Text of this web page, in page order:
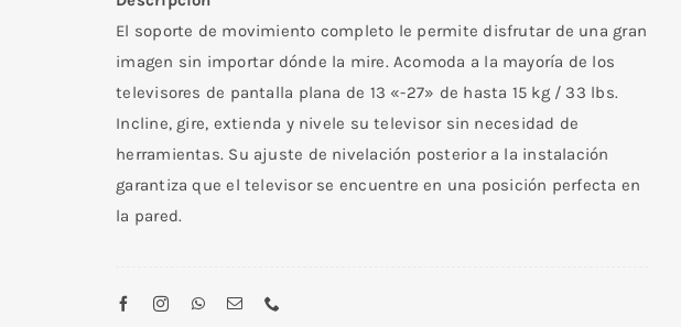
El soporte de movimiento completo le permite disfrutar de una gran
imagen sin importar dónde la mire. Acomoda a la mayoría de los
televisores de pantalla plana de 13 «-27» de hasta 15 kg / 33 lbs.
Incline, gire, extienda y nivele su televisor sin necesidad de
herramientas. Su ajuste de nivelación posterior a la instalación
garantiza que el televisor se encuentre en una posición perfecta en
la pared.